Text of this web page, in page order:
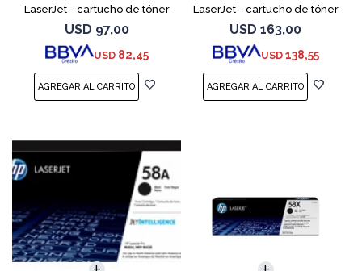
LaserJet - cartucho de tóner
(CF248A) - para LaserJet Pro
M15a, MFP M28a, MFP M28w,
MFP M31w
USD 97,00
USD 82,45
LaserJet - cartucho de tóner
(W2300A) - para Color
LaserJet Pro 4201, 4203, MFP
4301, MFP 4303
USD 163,00
USD 138,55